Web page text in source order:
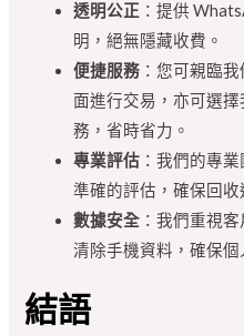
透明公正 ：提供
明，絕無隱藏收費。
便捷服務 ：您可親臨
面進行交易，亦可選
務，省時省力。
專業評估 ：我們的專
準確的評估，確保回收
數據安全 ：我們重視
清除手機資料，確保個
結語